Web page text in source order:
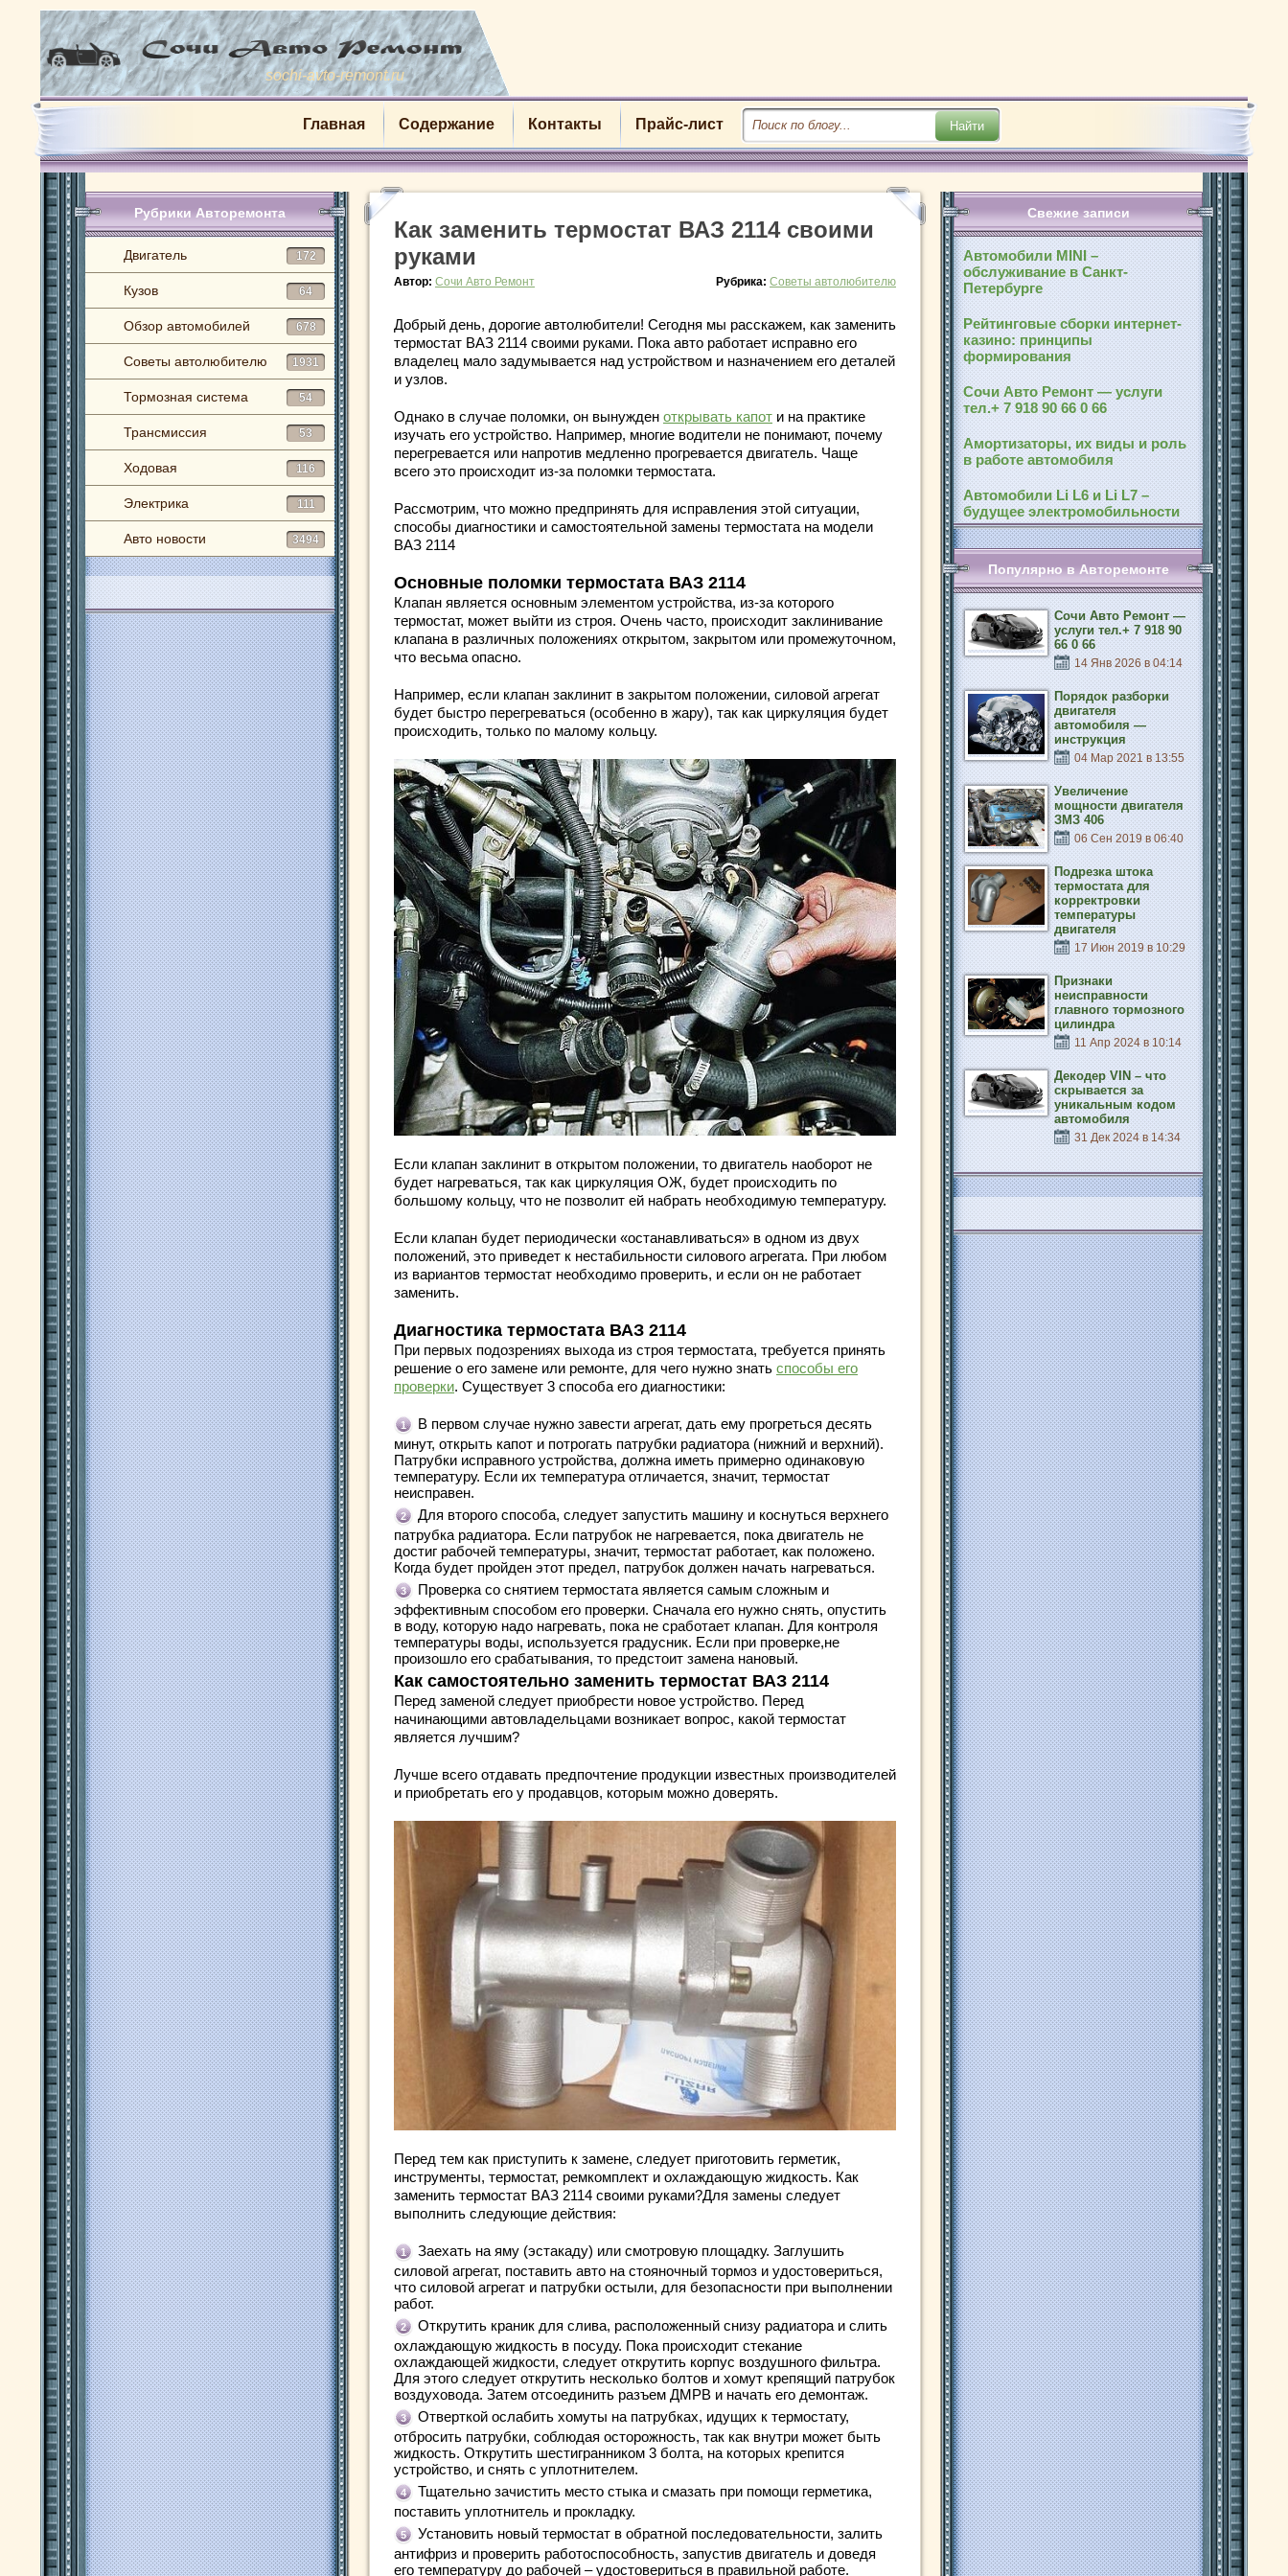
sochi-avto-remont.ru
Главная Содержание Контакты Прайс-лист
Рубрики Авторемонта
Двигатель 172
Кузов 64
Обзор автомобилей 678
Советы автолюбителю 1931
Тормозная система 54
Трансмиссия 53
Ходовая 116
Электрика 111
Авто новости 3494
Как заменить термостат ВАЗ 2114 своими
руками
Автор: Сочи Авто Ремонт Рубрика: Советы автолюбителю
Добрый день, дорогие автолюбители! Сегодня мы расскажем, как заменить
термостат ВАЗ 2114 своими руками. Пока авто работает исправно его
владелец мало задумывается над устройством и назначением его деталей
и узлов.
Однако в случае поломки, он вынужден открывать капот и на практике
изучать его устройство. Например, многие водители не понимают, почему
перегревается или напротив медленно прогревается двигатель. Чаще
всего это происходит из-за поломки термостата.
Рассмотрим, что можно предпринять для исправления этой ситуации,
способы диагностики и самостоятельной замены термостата на модели
ВАЗ 2114
Основные поломки термостата ВАЗ 2114
Клапан является основным элементом устройства, из-за которого
термостат, может выйти из строя. Очень часто, происходит заклинивание
клапана в различных положениях открытом, закрытом или промежуточном,
что весьма опасно.
Например, если клапан заклинит в закрытом положении, силовой агрегат
будет быстро перегреваться (особенно в жару), так как циркуляция будет
происходить, только по малому кольцу.
Если клапан заклинит в открытом положении, то двигатель наоборот не
будет нагреваться, так как циркуляция ОЖ, будет происходить по
большому кольцу, что не позволит ей набрать необходимую температуру.
Если клапан будет периодически «останавливаться» в одном из двух
положений, это приведет к нестабильности силового агрегата. При любом
из вариантов термостат необходимо проверить, и если он не работает
заменить.
Диагностика термостата ВАЗ 2114
При первых подозрениях выхода из строя термостата, требуется принять
решение о его замене или ремонте, для чего нужно знать способы его
проверки. Существует 3 способа его диагностики:
В первом случае нужно завести агрегат, дать ему прогреться десять
минут, открыть капот и потрогать патрубки радиатора (нижний и верхний).
Патрубки исправного устройства, должна иметь примерно одинаковую
температуру. Если их температура отличается, значит, термостат
неисправен.
Для второго способа, следует запустить машину и коснуться верхнего
патрубка радиатора. Если патрубок не нагревается, пока двигатель не
достиг рабочей температуры, значит, термостат работает, как положено.
Когда будет пройден этот предел, патрубок должен начать нагреваться.
Проверка со снятием термостата является самым сложным и
эффективным способом его проверки. Сначала его нужно снять, опустить
в воду, которую надо нагревать, пока не сработает клапан. Для контроля
температуры воды, используется градусник. Если при проверке,не
произошло его срабатывания, то предстоит замена нановый.
Как самостоятельно заменить термостат ВАЗ 2114
Перед заменой следует приобрести новое устройство. Перед
начинающими автовладельцами возникает вопрос, какой термостат
является лучшим?
Лучше всего отдавать предпочтение продукции известных производителей
и приобретать его у продавцов, которым можно доверять.
Перед тем как приступить к замене, следует приготовить герметик,
инструменты, термостат, ремкомплект и охлаждающую жидкость. Как
заменить термостат ВАЗ 2114 своими руками?Для замены следует
выполнить следующие действия:
Заехать на яму (эстакаду) или смотровую площадку. Заглушить
силовой агрегат, поставить авто на стояночный тормоз и удостовериться,
что силовой агрегат и патрубки остыли, для безопасности при выполнении
работ.
Открутить краник для слива, расположенный снизу радиатора и слить
охлаждающую жидкость в посуду. Пока происходит стекание
охлаждающей жидкости, следует открутить корпус воздушного фильтра.
Для этого следует открутить несколько болтов и хомут крепящий патрубок
воздуховода. Затем отсоединить разъем ДМРВ и начать его демонтаж.
Отверткой ослабить хомуты на патрубках, идущих к термостату,
отбросить патрубки, соблюдая осторожность, так как внутри может быть
жидкость. Открутить шестигранником 3 болта, на которых крепится
устройство, и снять с уплотнителем.
Тщательно зачистить место стыка и смазать при помощи герметика,
поставить уплотнитель и прокладку.
Установить новый термостат в обратной последовательности, залить
антифриз и проверить работоспособность, запустив двигатель и доведя
его температуру до рабочей – удостовериться в правильной работе.
Свежие записи
Автомобили MINI –
обслуживание в Санкт-
Петербурге
Рейтинговые сборки интернет-
казино: принципы
формирования
Сочи Авто Ремонт — услуги
тел.+ 7 918 90 66 0 66
Амортизаторы, их виды и роль
в работе автомобиля
Автомобили Li L6 и Li L7 –
будущее электромобильности
Популярно в Авторемонте
Сочи Авто Ремонт —
услуги тел.+ 7 918 90
66 0 66
14 Янв 2026 в 04:14
Порядок разборки
двигателя
автомобиля —
инструкция
04 Мар 2021 в 13:55
Увеличение
мощности двигателя
ЗМЗ 406
06 Сен 2019 в 06:40
Подрезка штока
термостата для
корректровки
температуры
двигателя
17 Июн 2019 в 10:29
Признаки
неисправности
главного тормозного
цилиндра
11 Апр 2024 в 10:14
Декодер VIN – что
скрывается за
уникальным кодом
автомобиля
31 Дек 2024 в 14:34